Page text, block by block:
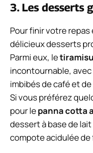
3. Les desserts
Pour finir votre
délicieux desserts
Parmi eux, le
incontournable,
imbibés de café et
Si vous préférez
pour lepanna cotta
dessert à base de
compote acidulée